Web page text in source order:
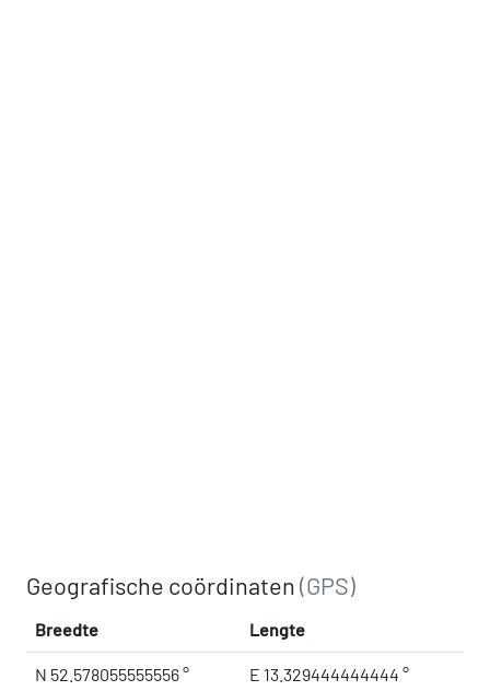
Geografische coördinaten(GPS)
Breedte Lengte
N 52.578055555556 ° E 13.329444444444 °